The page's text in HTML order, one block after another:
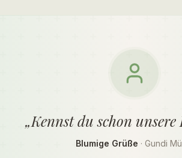
„Kennst du schon unsere
Blumige Grüße · Gundi